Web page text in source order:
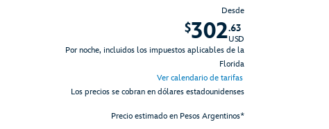
Desde
$302.63
USD
Por noche, incluidos los impuestos aplicables de la
Florida
Ver calendario de tarifas
Los precios se cobran en dólares estadounidenses
Precio estimado en Pesos Argentinos*